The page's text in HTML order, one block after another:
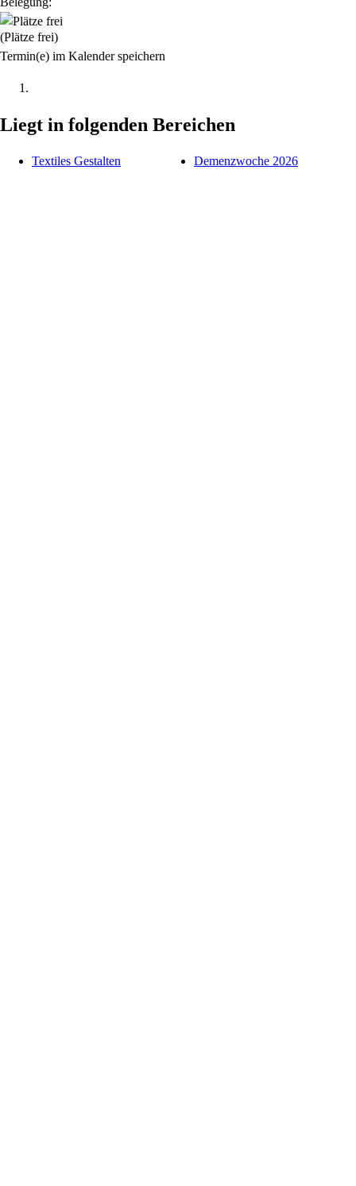
(Plätze frei)
Termin(e) im Kalender speichern
Liegt in folgenden Bereichen
Textiles Gestalten Demenzwoche 2026